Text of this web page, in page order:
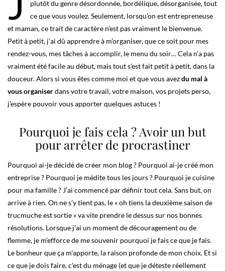
plutôt du genre désordonnée, bordélique, désorganisée, tout
ce que vous voulez. Seulement, lorsqu’on est entrepreneuse
et maman, ce trait de caractère n’est pas vraiment le bienvenue.
Petit à petit, j’ai dû apprendre à m’organiser, que ce soit pour mes
rendez-vous, mes tâches à accomplir, le menu du soir… Cela n’a pas
vraiment été facile au début, mais tout s’est fait petit à petit, dans la
douceur. Alors si vous êtes comme moi et que vous avezdu mal à
vous organiserdans votre travail, votre maison, vos projets perso,
j’espère pouvoir vous apporter quelques astuces !
Pourquoi je fais cela ? Avoir un but
pour arrêter de procrastiner
Pourquoi ai-je décidé de créer mon blog ? Pourquoi ai-je créé mon
entreprise ? Pourquoi je médite tous les jours ? Pourquoi je cuisine
pour ma famille ? J’ai commencé par définir tout cela. Sans but, on
arrive à rien. On ne s’y tient pas, le « oh tiens la deuxième saison de
trucmuche est sortie » va vite prendre le dessus sur nos bonnes
résolutions. Lorsque j’ai un moment de découragement ou de
flemme, je m’efforce de me souvenir pourquoi je fais ce que je fais.
Le bonheur que ça m’apporte, la raison profonde de mon choix. Et si
ce que je dois faire, c’est du ménage (et que je déteste réellement